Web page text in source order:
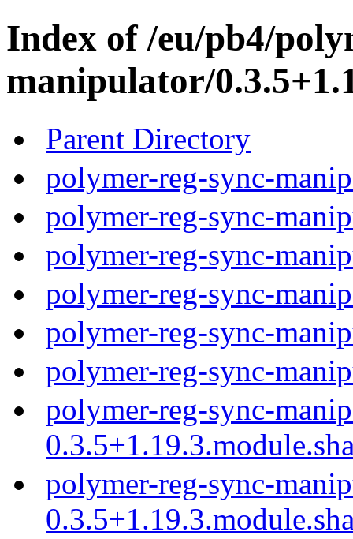
Index of /eu/pb4/
manipulator/
Parent Directory
polymer-reg-sync-
polymer-reg-sync-
polymer-reg-sync-
polymer-reg-sync-
polymer-reg-sync-
polymer-reg-sync-
polymer-reg-sync-
polymer-reg-sync-